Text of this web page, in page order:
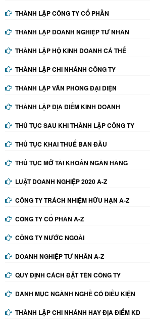
THÀNH LẬP CÔNG TY CỔ PHẦN
THÀNH LẬP DOANH NGHIỆP TƯ NHÂN
THÀNH LẬP HỘ KINH DOANH CÁ THỂ
THÀNH LẬP CHI NHÁNH CÔNG TY
THÀNH LẬP VĂN PHÒNG ĐẠI DIỆN
THÀNH LẬP ĐỊA ĐIỂM KINH DOANH
THỦ TỤC SAU KHI THÀNH LẬP CÔNG TY
THỦ TỤC KHAI THUẾ BAN ĐẦU
THỦ TỤC MỞ TÀI KHOẢN NGÂN HÀNG
LUẬT DOANH NGHIỆP 2020 A-Z
CÔNG TY TRÁCH NHIỆM HỮU HẠN A-Z
CÔNG TY CỔ PHẦN A-Z
CÔNG TY NƯỚC NGOÀI
DOANH NGHIỆP TƯ NHÂN A-Z
QUY ĐỊNH CÁCH ĐẶT TÊN CÔNG TY
DANH MỤC NGÀNH NGHỀ CÓ ĐIỀU KIỆN
THÀNH LẬP CHI NHÁNH HAY ĐỊA ĐIỂM KD